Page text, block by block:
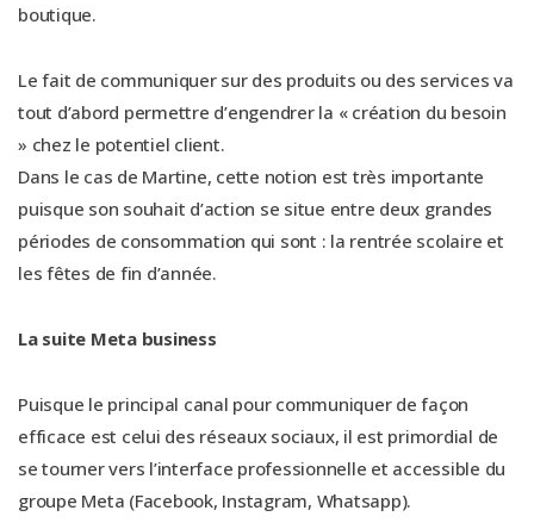
boutique.
Le fait de communiquer sur des produits ou des services va
tout d’abord permettre d’engendrer la « création du besoin
» chez le potentiel client.
Dans le cas de Martine, cette notion est très importante
puisque son souhait d’action se situe entre deux grandes
périodes de consommation qui sont : la rentrée scolaire et
les fêtes de fin d’année.
La suite Meta business
Puisque le principal canal pour communiquer de façon
efficace est celui des réseaux sociaux, il est primordial de
se tourner vers l’interface professionnelle et accessible du
groupe Meta (Facebook, Instagram, Whatsapp).